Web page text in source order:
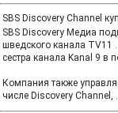
SBS Discovery Channel
SBS Discovery Медиа
шведского канала TV11
сестра канала Kanal 9 в
Компания также
числе Discovery Channel,